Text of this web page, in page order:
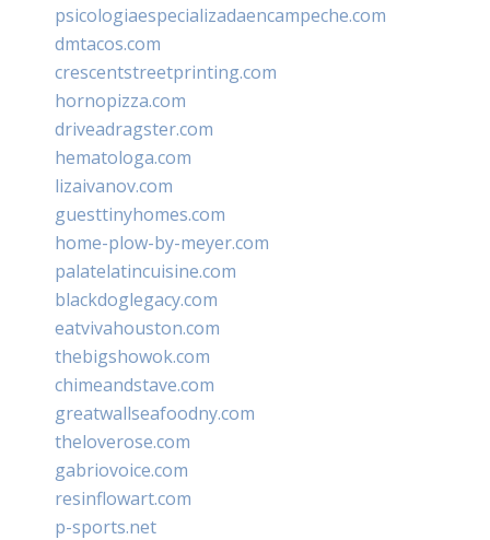
psicologiaespecializadaencampeche.com
dmtacos.com
crescentstreetprinting.com
hornopizza.com
driveadragster.com
hematologa.com
lizaivanov.com
guesttinyhomes.com
home-plow-by-meyer.com
palatelatincuisine.com
blackdoglegacy.com
eatvivahouston.com
thebigshowok.com
chimeandstave.com
greatwallseafoodny.com
theloverose.com
gabriovoice.com
resinflowart.com
p-sports.net